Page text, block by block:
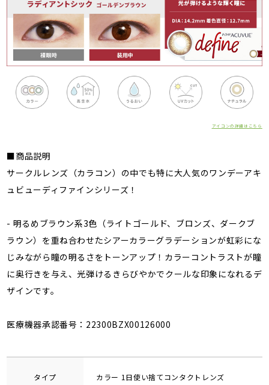
アイコンの詳細はこちら
■商品説明
サークルレンズ（カラコン）の中でも特に大人気のワンデーアキ
ュビューディファインシリーズ！
- 明るめブラウン系3色（ライトゴールド、ブロンズ、ダークブ
ラウン）を重ね合わせたシアーカラーグラデーションが虹彩にな
じみながら瞳の明るさをトーンアップ！カラーコントラストが瞳
に奥行きを与え、光弾けるきらびやかでクールな印象になれるデ
ザインです。
医療機器承認番号：22300BZX00126000
タイプ カラー 1日使い捨てコンタクトレンズ